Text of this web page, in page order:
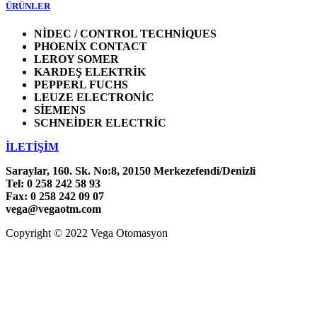
ÜRÜNLER
NİDEC / CONTROL TECHNİQUES
PHOENİX CONTACT
LEROY SOMER
KARDEŞ ELEKTRİK
PEPPERL FUCHS
LEUZE ELECTRONİC
SİEMENS
SCHNEİDER ELECTRİC
İLETİŞİM
Saraylar, 160. Sk. No:8, 20150 Merkezefendi/Denizli
Tel: 0 258 242 58 93
Fax: 0 258 242 09 07
vega@vegaotm.com
Copyright © 2022 Vega Otomasyon